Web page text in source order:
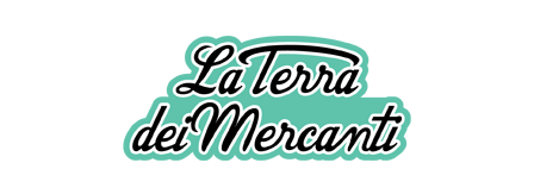
La Terra dei Mercanti